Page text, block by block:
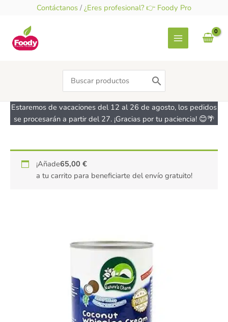
contenido
Contáctanos / ¿Eres profesional? 👉 Foody Pro
Search
for:
Estaremos de vacaciones del 12 al 26 de agosto, los pedidos
se procesarán a partir del 27. ¡Gracias por tu paciencia! 😊🌴
¡Añade65,00€
a tu carrito para beneficiarte del envío gratuito!
Coco
Whip
Cream